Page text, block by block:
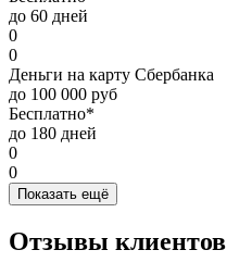
до 60 дней
0
0
Деньги на карту Сбербанка
до 100 000 руб
Бесплатно*
до 180 дней
0
0
Показать ещё
Отзывы клиентов